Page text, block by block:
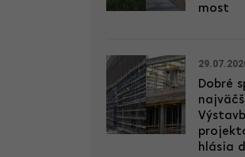
most
Dobré
hlásia